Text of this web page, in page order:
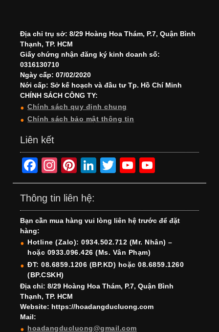
Địa chỉ trụ sở: 8/29 Hoàng Hoa Thám, P.7, Quận Bình
Thạnh, TP. HCM
Giấy chứng nhận đăng ký kinh doanh số:
0316130710
Ngày cấp: 07/02/2020
Nới cấp: Sở kế hoạch và đầu tư Tp. Hồ Chí Minh
CHÍNH SÁCH CÔNG TY:
Chính sách quy định chung
Chính sách bảo mật thông tin
Liên kết
F
a
c
e
b
o
o
k
In
st
a
gr
a
m
Pi
nt
er
e
st
Li
n
e
dI
n
T
wi
er
Y
o
T
u
b
e
o
T
u
b
e
h
Thông tin liên hệ:
Bạn cần mua hàng vui lòng liên hệ trước để đặt
hàng:
Hotline (Zalo): 0934.502.712 (Mr. Nhân) –
hoặc 0933.096.426 (Ms. Vân Phạm)
ĐT: 08.6859.1206 (BP.KD) hoặc 08.6859.1260
(BP.CSKH)
Địa chỉ: 8/29 Hoàng Hoa Thám, P.7, Quận Bình
Thạnh, TP. HCM
Website: https://hoadangducluong.com
Mail:
hoadangducluong@gmail.com